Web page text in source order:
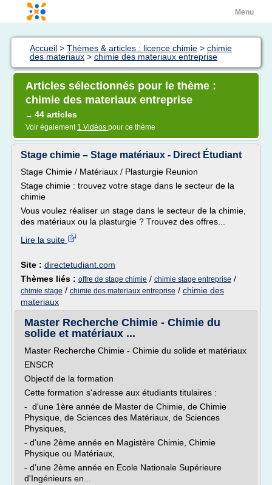
Menu
Accueil > Thèmes & articles : licence chimie > chimie
des materiaux > chimie des materiaux entreprise
Articles sélectionnés pour le thème :
chimie des materiaux entreprise
→ 44 articles
Voir également 1 Vidéos pour ce thème
Stage chimie – Stage matériaux - Direct Étudiant
Stage Chimie / Matériaux / Plasturgie Reunion
Stage chimie : trouvez votre stage dans le secteur de la
chimie
Vous voulez réaliser un stage dans le secteur de la chimie,
des matériaux ou la plasturgie ? Trouvez des offres...
Lire la suite
Site : directetudiant.com
Thèmes liés : offre de stage chimie / chimie stage entreprise /
chimie stage / chimie des materiaux entreprise / chimie des
materiaux
Master Recherche Chimie - Chimie du
solide et matériaux ...
Master Recherche Chimie - Chimie du solide et matériaux
ENSCR
Objectif de la formation
Cette formation s'adresse aux étudiants titulaires :
- d'une 1ère année de Master de Chimie, de Chimie
Physique, de Sciences des Matériaux, de Sciences
Physiques,
- d'une 2ème année en Magistère Chimie, Chimie
Physique ou Matériaux,
- d'une 2ème année en Ecole Nationale Supérieure
d'Ingénieurs en...